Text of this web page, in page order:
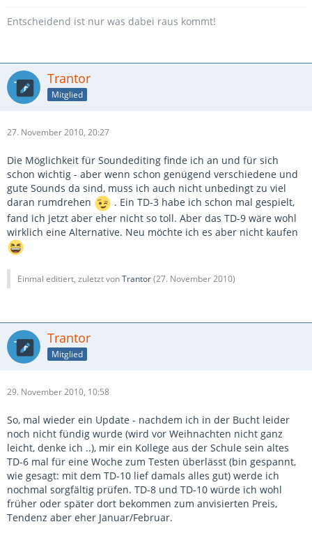
Entscheidend ist nur was dabei raus kommt!
Trantor
Mitglied
27. November 2010, 20:27
Die Möglichkeit für Soundediting finde ich an und für sich
schon wichtig - aber wenn schon genügend verschiedene und
gute Sounds da sind, muss ich auch nicht unbedingt zu viel
daran rumdrehen
. Ein TD-3 habe ich schon mal gespielt,
fand ich jetzt aber eher nicht so toll. Aber das TD-9 wäre wohl
wirklich eine Alternative. Neu möchte ich es aber nicht kaufen
Einmal editiert, zuletzt vonTrantor(27. November 2010)
Trantor
Mitglied
29. November 2010, 10:58
So, mal wieder ein Update - nachdem ich in der Bucht leider
noch nicht fündig wurde (wird vor Weihnachten nicht ganz
leicht, denke ich ..), mir ein Kollege aus der Schule sein altes
TD-6 mal für eine Woche zum Testen überlässt (bin gespannt,
wie gesagt: mit dem TD-10 lief damals alles gut) werde ich
nochmal sorgfältig prüfen. TD-8 und TD-10 würde ich wohl
früher oder später dort bekommen zum anvisierten Preis,
Tendenz aber eher Januar/Februar.